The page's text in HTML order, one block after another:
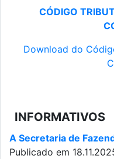
CÓDIGO
Download do
INFORMATIVOS
A Secretaria de
Publicado em